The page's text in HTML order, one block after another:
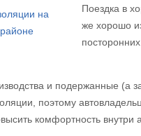
Поездка в
же хорошо
и подержанные (а
поэтому
комфортность внутри